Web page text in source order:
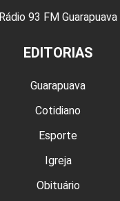
Rádio 93 FM Guarapuava
EDITORIAS
Guarapuava
Cotidiano
Esporte
Igreja
Obituário